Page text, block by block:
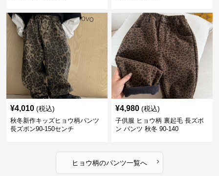
¥4,010 (税込)
秋冬新作キッズヒョウ柄パンツ
長ズボン90-150センチ
¥4,980 (税込)
子供服 ヒョウ柄 裏起毛 長ズボ
ン パンツ 秋冬 90-140
ヒョウ柄のパンツ一覧へ ›